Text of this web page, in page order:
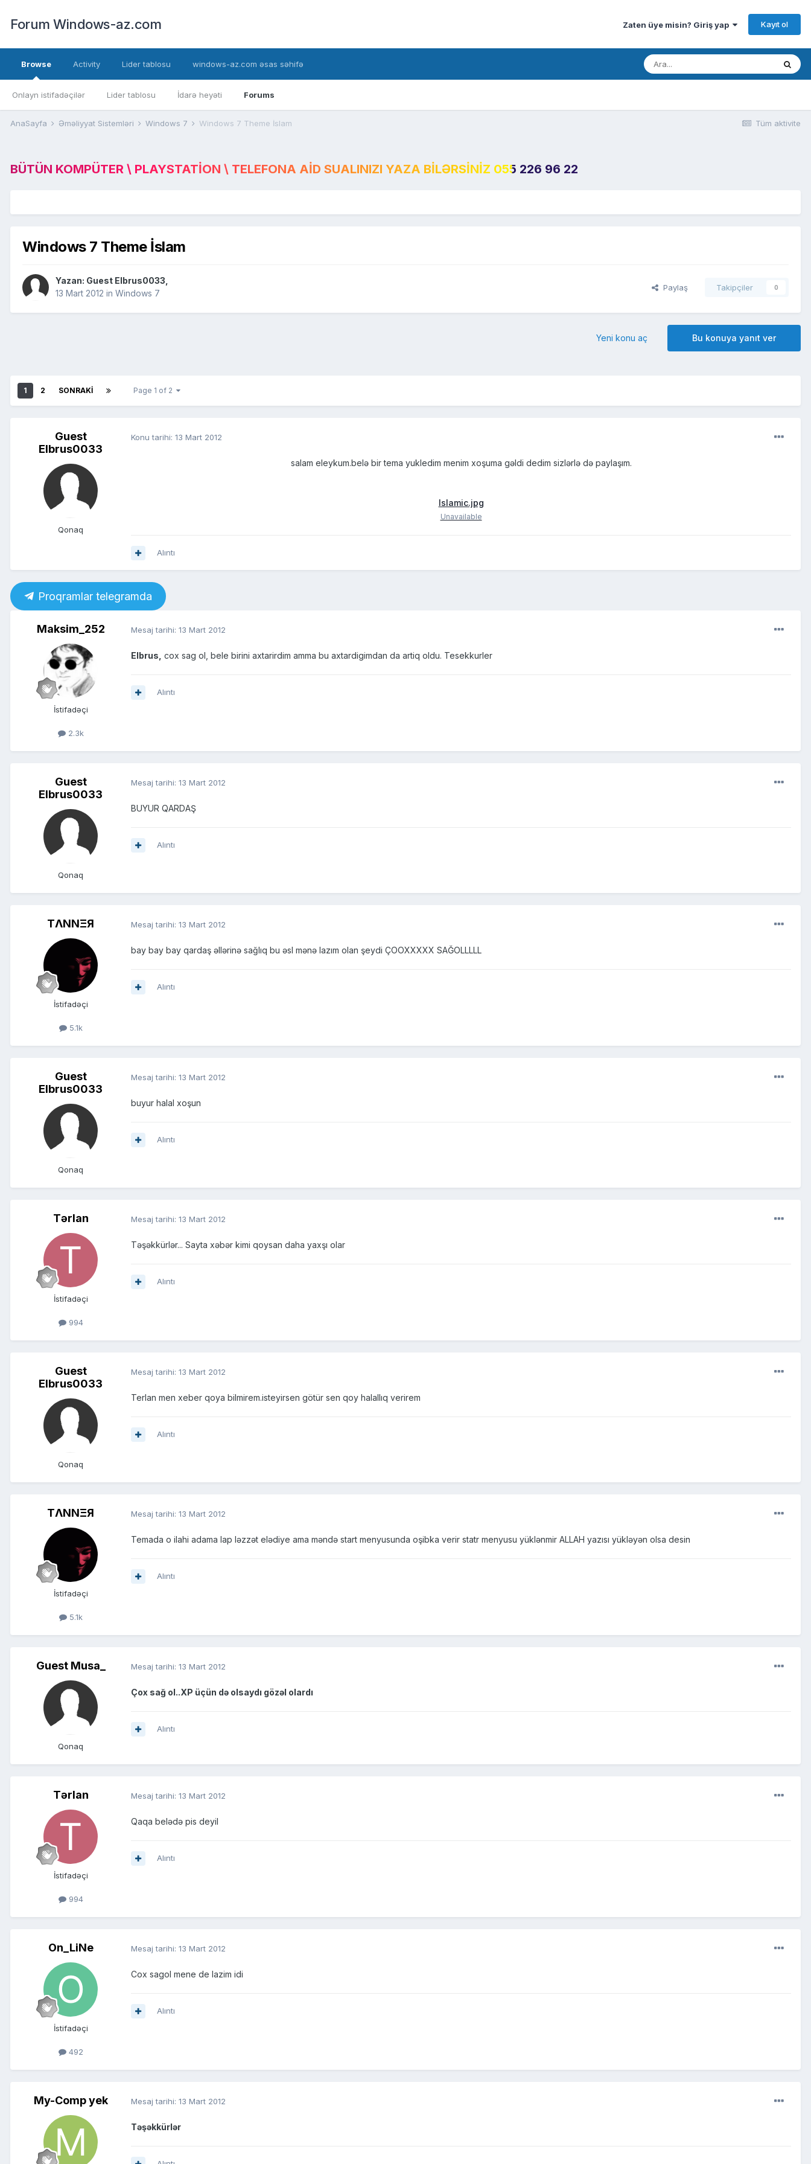
Forum Windows-az.com Zaten üye misin? Giriş yap Kayıt ol
Browse
Onlayn istifadəçilər Lider tablosu İdarə heyəti Forums
Activity Lider tablosu windows-az.com əsas səhifə
Tüm aktivite
AnaSayfa Əməliyyat Sistemləri Windows 7 Windows 7 Theme İslam
BÜTÜN KOMPÜTER \ PLAYSTATION \ TELEFONA AID SUALINIZI YAZA BILƏRSINIZ 055 226 96 22
Windows 7 Theme İslam
Yazan: Guest Elbrus0033,
13 Mart 2012 in Windows 7
Paylaş Takipçiler 0
Bu konuya yanıt ver
Yeni konu aç
1 2 SONRAKI Page 1 of 2
Guest
Elbrus0033
Qonaq
Konu tarihi: 13 Mart 2012
salam eleykum.belə bir tema yukledim menim xoşuma gəldi dedim sizlərlə də paylaşım.
Islamic.jpg
Unavailable
Alıntı
Proqramlar telegramda
Maksim_252
İstifadəçi
2.3k
Mesaj tarihi: 13 Mart 2012
Elbrus, cox sag ol, bele birini axtarirdim amma bu axtardigimdan da artiq oldu. Tesekkurler
Alıntı
Guest
Elbrus0033
Qonaq
Mesaj tarihi: 13 Mart 2012
BUYUR QARDAŞ
Alıntı
TΛNNΞЯ
İstifadəçi
5.1k
Mesaj tarihi: 13 Mart 2012
bay bay bay qardaş əllərinə sağlıq bu əsl mənə lazım olan şeydi ÇOOXXXXX SAĞOLLLLL
Alıntı
Guest
Elbrus0033
Qonaq
Mesaj tarihi: 13 Mart 2012
buyur halal xoşun
Alıntı
Tərlan
İstifadəçi
994
Mesaj tarihi: 13 Mart 2012
Təşəkkürlər... Sayta xəbər kimi qoysan daha yaxşı olar
Alıntı
Guest
Elbrus0033
Qonaq
Mesaj tarihi: 13 Mart 2012
Terlan men xeber qoya bilmirem.isteyirsen götür sen qoy halallıq verirem
Alıntı
TΛNNΞЯ
İstifadəçi
5.1k
Mesaj tarihi: 13 Mart 2012
Temada o ilahi adama lap ləzzət elədiye ama məndə start menyusunda oşibka verir statr menyusu yüklənmir ALLAH yazısı yükləyən olsa desin
Alıntı
Guest Musa_
Qonaq
Mesaj tarihi: 13 Mart 2012
Çox sağ ol..XP üçün də olsaydı gözəl olardı
Alıntı
Tərlan
İstifadəçi
994
Mesaj tarihi: 13 Mart 2012
Qaqa belədə pis deyil
Alıntı
On_LiNe
İstifadəçi
492
Mesaj tarihi: 13 Mart 2012
Cox sagol mene de lazim idi
Alıntı
My-Comp yek Mesaj tarihi: 13 Mart 2012
Təşəkkürlər